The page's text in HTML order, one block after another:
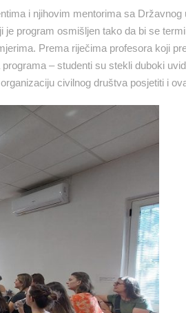
i njihovim mentorima sa Državnog
program osmišljen tako da bi se
Prema riječima profesora koji
– studenti su stekli duboki
civilnog društva posjetiti i